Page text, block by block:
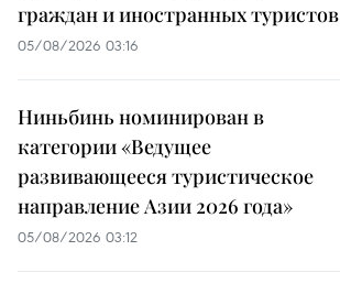
граждан и иностранных туристов
05/08/2026 03:16
Ниньбинь номинирован в
категории «Ведущее
развивающееся туристическое
направление Азии 2026 года»
05/08/2026 03:12